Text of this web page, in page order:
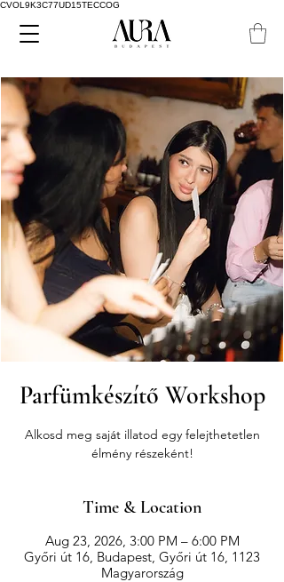
CVOL9K3C77UD15TECCOG
Parfümkészítő Workshop
Alkosd meg saját illatod egy felejthetetlen
élmény részeként!
Time & Location
Aug 23, 2026, 3:00 PM – 6:00 PM
Győri út 16, Budapest, Győri út 16, 1123
Magyarország